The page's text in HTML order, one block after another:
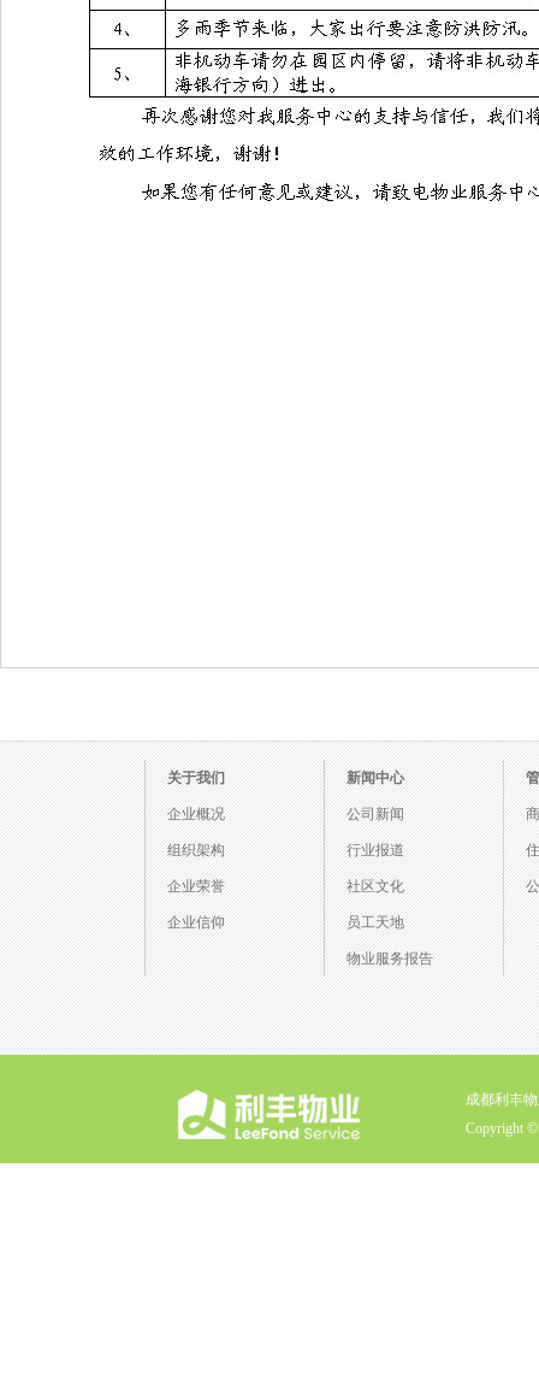
关于我们
企业概况
组织架构
企业荣誉
企业信仰
新闻中心
公司新闻
行业报道
社区文化
员工天地
物业服务报告
成都利丰
Copyright